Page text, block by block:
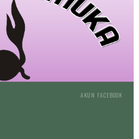
AKUN FACEBOOK